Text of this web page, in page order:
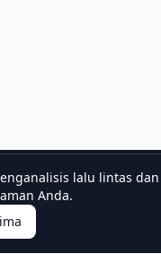
lalu lintas dan
Anda.